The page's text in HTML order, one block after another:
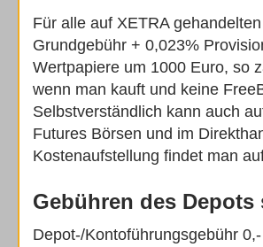
Für alle auf XETRA
Grundgebühr + 0,023%
Wertpapiere um 1000 Euro, so
wenn man kauft und keine
Selbstverständlich kann auch
Futures Börsen und im
Kostenaufstellung findet man
Gebühren des Depots
Depot-/Kontoführungsgebühr